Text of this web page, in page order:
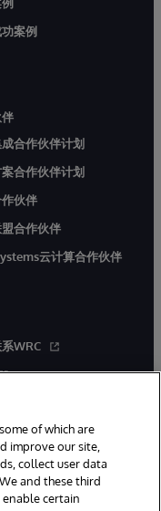
案例
合作伙伴计划
合作伙伴计划
伙伴
合作伙伴
云计算合作伙伴
WRC
of which are
improve our site,
collect user data
and these third
certain